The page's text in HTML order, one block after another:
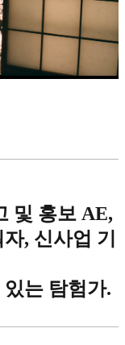
및 홍보 AE,
, 신사업 기
는 탐험가.